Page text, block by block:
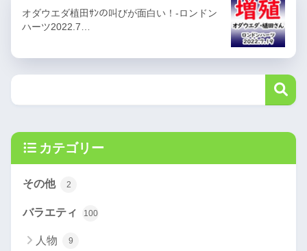
オダウエダ植田ｻﾝの叫びが面白い！-ロンドン
ハーツ2022.7…
カテゴリー
その他 2
バラエティ 100
人物 9